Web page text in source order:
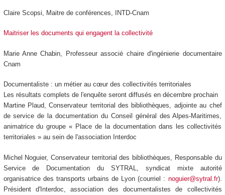
Claire Scopsi, Maitre de conférences, INTD-Cnam
Maitriser les documents qui engagent la collectivité
Marie Anne Chabin, Professeur associé chaire d'ingénierie documentaire
Cnam
Documentaliste : un métier au cœur des collectivités territoriales
Les résultats complets de l'enquête seront diffusés en décembre prochain
Martine Plaud, Conservateur territorial des bibliothèques, adjointe au chef
de service de la documentation du Conseil général des Alpes-Maritimes,
animatrice du groupe « Place de la documentation dans les collectivités
territoriales » au sein de l'association Interdoc
Michel Noguier, Conservateur territorial des bibliothèques, Responsable du
Service de Documentation du SYTRAL, syndicat mixte autorité
organisatrice des transports urbains de Lyon (courriel : noguier@sytral.fr).
Président d'Interdoc, association des documentalistes de collectivités